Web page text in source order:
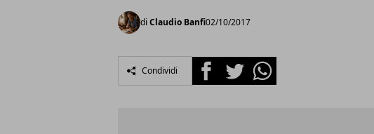
di Claudio Banfi02/10/2017
Condividi FacebookTwitterWhatsapp